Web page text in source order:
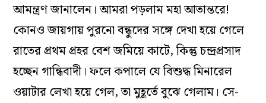
আমন্ত্রণ জানালেন। আমরা পড়লাম মহা আতান্তরে!
কোনও জায়গায় পুরনো বন্ধুদের সঙ্গে দেখা হয়ে গেলে
রাতের প্রথম প্রহর বেশ জমিয়ে কাটে, কিন্তু চন্দ্রপ্রসাদ
হচ্ছেন গান্ধিবাদী। ফলে কপালে যে বিশুদ্ধ মিনারেল
ওয়াটার লেখা হয়ে গেল, তা মুহূর্তে বুঝে গেলাম। সে-